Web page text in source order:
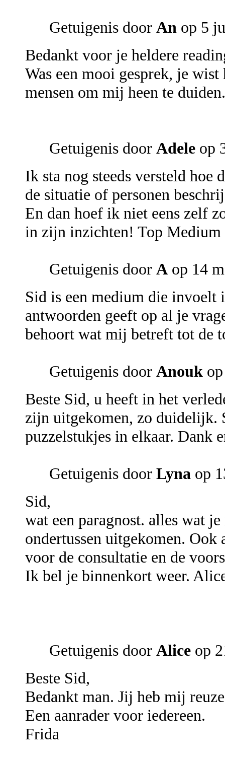
Getuigenis door An op 5
Bedankt voor je heldere
Was een mooi gesprek, je
mensen om mij heen te
Getuigenis door Adele op
Ik sta nog steeds versteld hoe
de situatie of personen
En dan hoef ik niet eens zelf
in zijn inzichten! Top Medium
Getuigenis door A op 14
Sid is een medium die invoelt
antwoorden geeft op al je
behoort wat mij betreft tot de
Getuigenis door Anouk
Beste Sid, u heeft in het
zijn uitgekomen, zo duidelijk.
puzzelstukjes in elkaar. Dank
Getuigenis door Lyna op
Sid,
wat een paragnost. alles wat
ondertussen uitgekomen.
voor de consultatie en de
Ik bel je binnenkort weer.
Getuigenis door Alice op
Beste Sid,
Bedankt man. Jij heb mij
Een aanrader voor iedereen.
Frida